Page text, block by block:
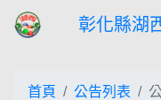
彰化縣湖
首頁 公告列表